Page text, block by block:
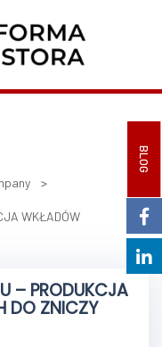
BLOG
>
WKŁADÓW
– PRODUKCJA
DO ZNICZY